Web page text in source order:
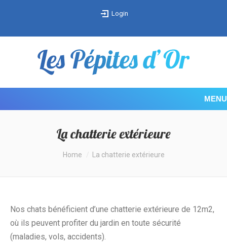
Login
MENU
La chatterie extérieure
Home La chatterie extérieure
Nos chats bénéficient d’une chatterie extérieure de 12m2,
où ils peuvent profiter du jardin en toute sécurité
(maladies, vols, accidents).